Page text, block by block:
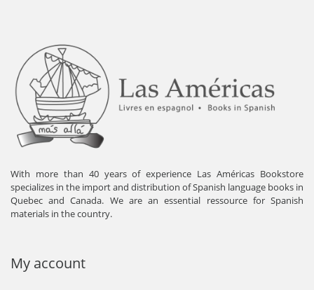
With more than 40 years of experience Las Américas Bookstore
specializes in the import and distribution of Spanish language books in
Quebec and Canada. We are an essential ressource for Spanish
materials in the country.
My account